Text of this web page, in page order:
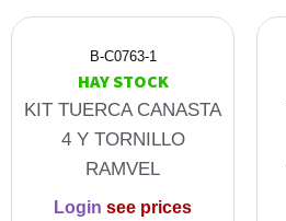
B-C0763-1
HAY STOCK
KIT TUERCA CANASTA
4 Y TORNILLO
RAMVEL
Login see prices